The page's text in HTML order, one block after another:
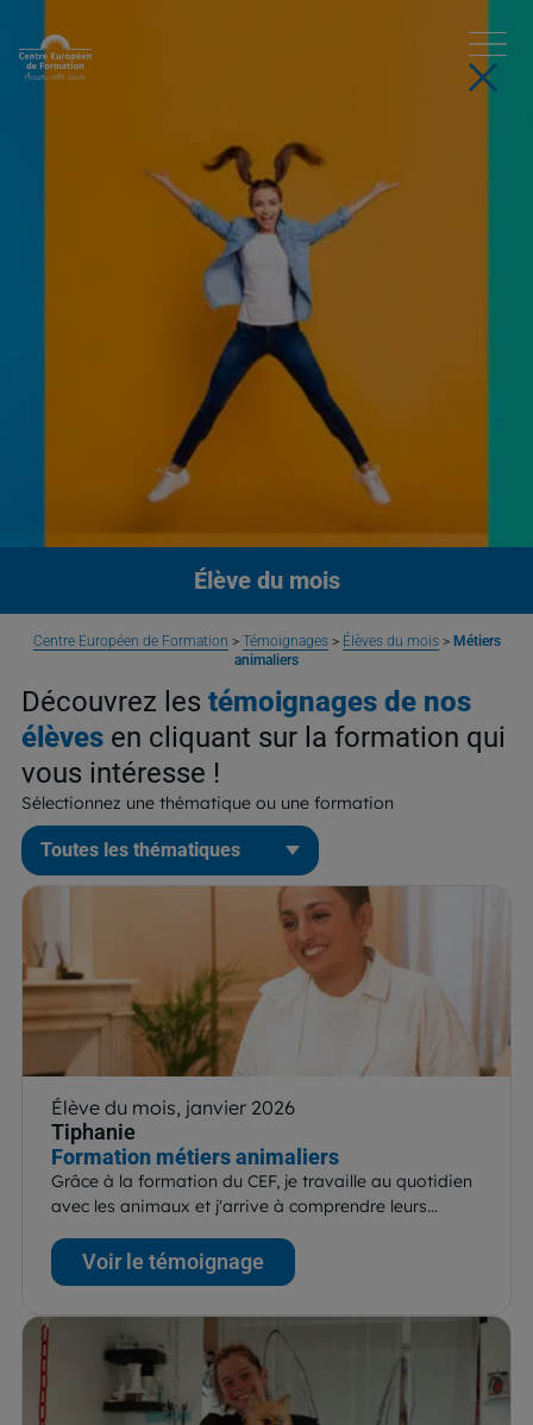
Élève du mois
Centre Européen de Formation > Témoignages> Élèves du mois> Métiers
animaliers
Découvrez les témoignages de nos
élèves en cliquant sur la formation qui
vous intéresse !
Sélectionnez une thématique ou une formation
Élève du mois, janvier 2026
Tiphanie
Formation métiers animaliers
Grâce à la formation du CEF, je travaille au quotidien
avec les animaux et j'arrive à comprendre leurs…
Voir le témoignage